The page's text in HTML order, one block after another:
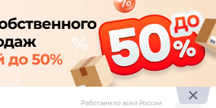
Работаем по всей России